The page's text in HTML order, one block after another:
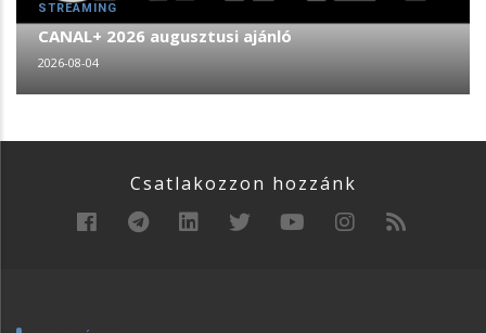
STREAMING
CANAL+ 2026 augusztusi ajánló
2026-08-04
Csatlakozzon hozzánk